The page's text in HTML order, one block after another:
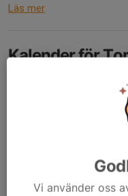
Läs mer
Kalender för
0
Nu har Torsdagsgruppen
Du hittar den via
på sidan) och sedan på
Vi använder oss